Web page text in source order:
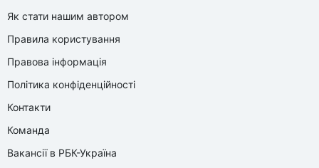
Як стати нашим автором
Правила користування
Правова інформація
Політика конфіденційності
Контакти
Команда
Вакансії в РБК-Україна